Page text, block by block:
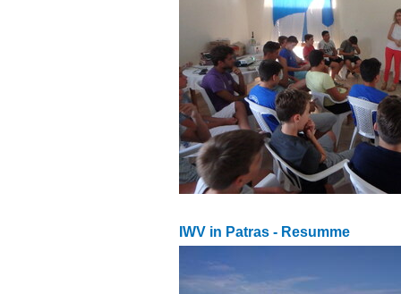
IWV in Patras - Resumme